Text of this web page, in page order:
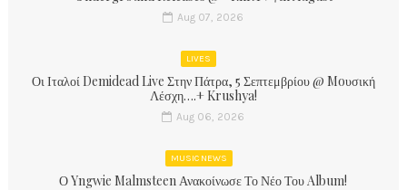
Aug 07, 2026
LIVES
Οι Ιταλοί Demidead Live Στην Πάτρα, 5 Σεπτεμβρίου @ Moυσική
Λέσχη….+ Krushya!
Aug 06, 2026
MUSIC NEWS
Ο Yngwie Malmsteen Ανακοίνωσε Το Νέο Του Album!